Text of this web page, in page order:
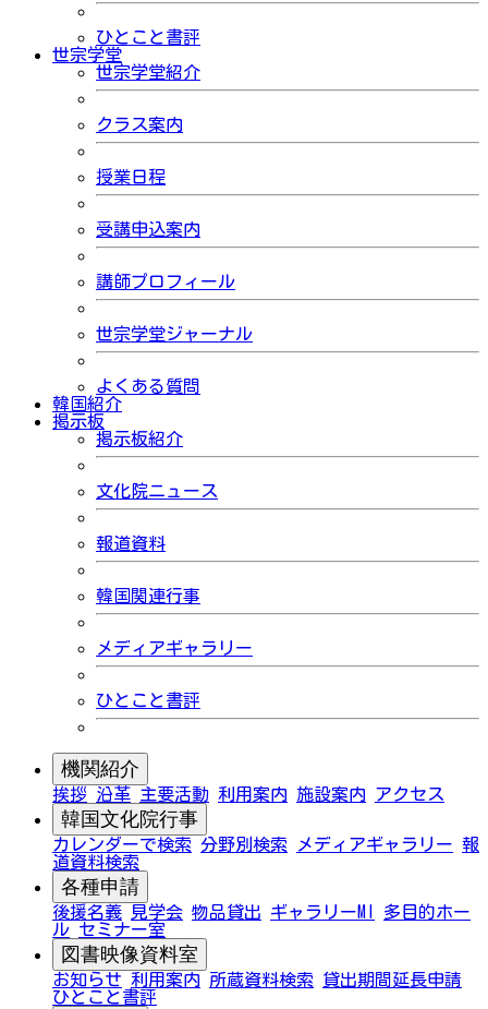
ひとこと書評
世宗学堂
世宗学堂紹介
クラス案内
授業日程
受講申込案内
講師プロフィール
世宗学堂ジャーナル
よくある質問
韓国紹介
掲示板
掲示板紹介
文化院ニュース
報道資料
韓国関連行事
メディアギャラリー
ひとこと書評
機関紹介
挨拶 沿革 主要活動 利用案内 施設案内 アクセス
韓国文化院行事
カレンダーで検索 分野別検索 メディアギャラリー 報
道資料検索
各種申請
後援名義 見学会 物品貸出 ギャラリーMI
多目的ホー
ル セミナー室
図書映像資料室
お知らせ 利用案内 所蔵資料検索
貸出期間延長申請
ひとこと書評